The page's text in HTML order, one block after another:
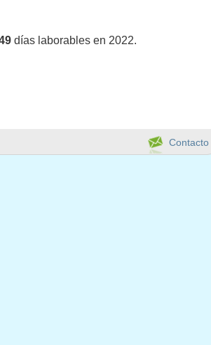
Contacto
días laborables en 2022.